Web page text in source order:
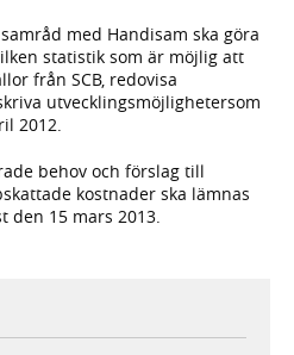
med Handisam ska göra
statistik som är möjlig att
från SCB, redovisa
utvecklingsmöjlighetersom
2012.
behov och förslag till
kostnader ska lämnas
den 15 mars 2013.